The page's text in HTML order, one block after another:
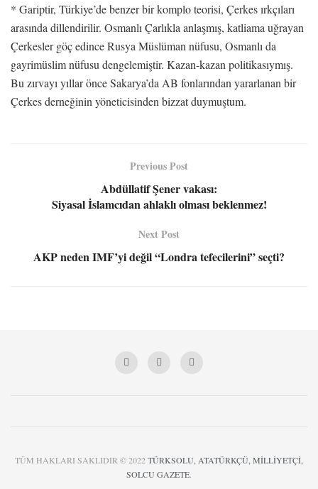
* Gariptir, Türkiye’de benzer bir komplo teorisi, Çerkes ırkçıları
arasında dillendirilir. Osmanlı Çarlıkla anlaşmış, katliama uğrayan
Çerkesler göç edince Rusya Müslüman nüfusu, Osmanlı da
gayrimüslim nüfusu dengelemiştir. Kazan-kazan politikasıymış.
Bu zırvayı yıllar önce Sakarya’da AB fonlarından yararlanan bir
Çerkes derneğinin yöneticisinden bizzat duymuştum.
Previous Post
Abdüllatif Şener vakası:
Siyasal İslamcıdan ahlaklı olması beklenmez!
Next Post
AKP neden IMF’yi değil “Londra tefecilerini” seçti?
TÜM HAKLARI SAKLIDIR © 2022 TÜRKSOLU, ATATÜRKÇÜ, MİLLİYETÇİ,
SOLCU GAZETE